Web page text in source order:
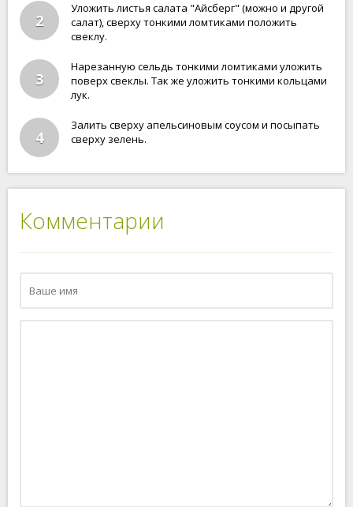
2
Уложить листья салата "Айсберг" (можно и другой
салат), сверху тонкими ломтиками положить
свеклу.
3
Нарезанную сельдь тонкими ломтиками уложить
поверх свеклы. Так же уложить тонкими кольцами
лук.
4
Залить сверху апельсиновым соусом и посыпать
сверху зелень.
Комментарии